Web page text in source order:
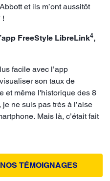
et ils m’ont aussitôt
!
FreeStyle LibreLink4,
facile avec l’app
son taux de
et même l'historique des 8
ne suis pas très à l’aise
Mais là, c’était fait
TÉMOIGNAGES